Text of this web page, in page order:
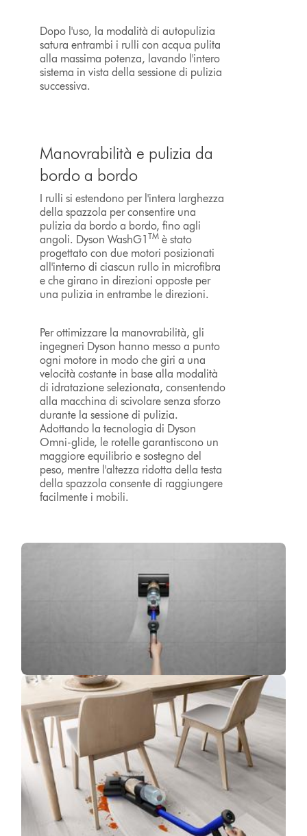
Dopo l'uso, la modalità di autopulizia
satura entrambi i rulli con acqua pulita
alla massima potenza, lavando l'intero
sistema in vista della sessione di pulizia
successiva.
Manovrabilità e pulizia da
bordo a bordo
I rulli si estendono per l'intera larghezza
della spazzola per consentire una
pulizia da bordo a bordo, fino agli
angoli. Dyson WashG1 TMè stato
progettato con due motori posizionati
all'interno di ciascun rullo in microfibra
e che girano in direzioni opposte per
una pulizia in entrambe le direzioni.
Per ottimizzare la manovrabilità, gli
ingegneri Dyson hanno messo a punto
ogni motore in modo che giri a una
velocità costante in base alla modalità
di idratazione selezionata, consentendo
alla macchina di scivolare senza sforzo
durante la sessione di pulizia.
Adottando la tecnologia di Dyson
Omni-glide, le rotelle garantiscono un
maggiore equilibrio e sostegno del
peso, mentre l'altezza ridotta della testa
della spazzola consente di raggiungere
facilmente i mobili.